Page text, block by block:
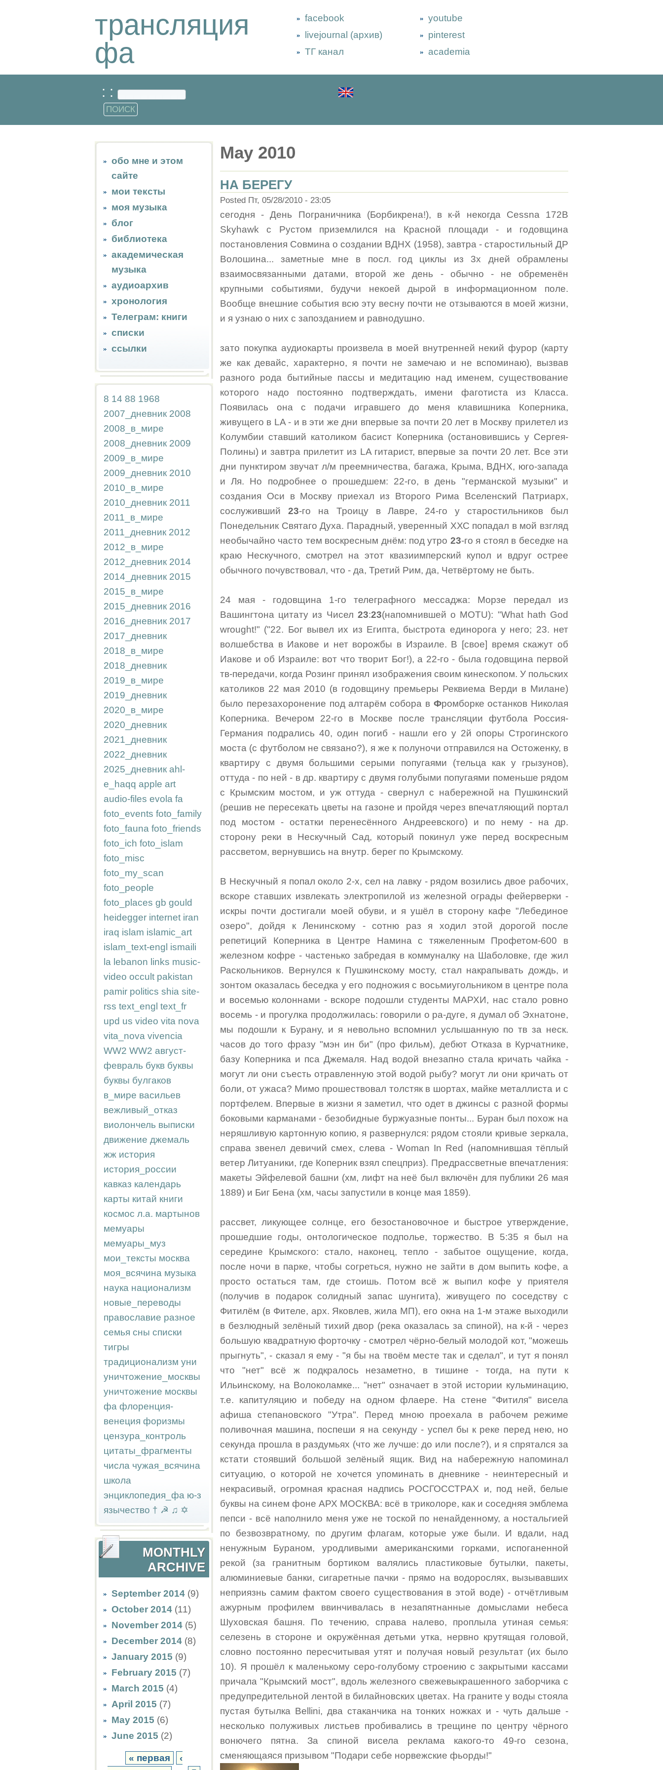
трансляция
фа
facebook
livejournal (архив)
ТГ канал
youtube
pinterest
academia
: :
обо мне и этом
сайте
мои тексты
моя музыка
блог
библиотека
академическая
музыка
аудиоархив
хронология
Телеграм: книги
списки
ссылки
8 14 88 1968
2007_дневник 2008
2008_в_мире
2008_дневник 2009
2009_в_мире
2009_дневник 2010
2010_в_мире
2010_дневник 2011
2011_в_мире
2011_дневник 2012
2012_в_мире
2012_дневник 2014
2014_дневник 2015
2015_в_мире
2015_дневник 2016
2016_дневник 2017
2017_дневник
2018_в_мире
2018_дневник
2019_в_мире
2019_дневник
2020_в_мире
2020_дневник
2021_дневник
2022_дневник
2025_дневник ahl-
e_haqq apple art
audio-files evola fa
foto_events foto_family
foto_fauna foto_friends
foto_ich foto_islam
foto_misc
foto_my_scan
foto_people
foto_places gb gould
heidegger internet iran
iraq islam islamic_art
islam_text-engl ismaili
la lebanon links music-
video occult pakistan
pamir politics shia site-
rss text_engl text_fr
upd us video vita nova
vita_nova vivencia
WW2 WW2 август-
февраль букв буквы
буквы булгаков
в_мире васильев
вежливый_отказ
виолончель выписки
движение джемаль
жж история
история_россии
кавказ календарь
карты китай книги
космос л.а. мартынов
мемуары
мемуары_муз
мои_тексты москва
моя_всячина музыка
наука национализм
новые_переводы
православие разное
семья сны списки
тигры
традиционализм уни
уничтожение_москвы
уничтожение москвы
фа флоренция-
венеция форизмы
цензура_контроль
цитаты_фрагменты
числа чужая_всячина
школа
энциклопедия_фа ю-з
язычество † ☭ ♫ ✡
MONTHLY
ARCHIVE
September 2014 (9)
October 2014 (11)
November 2014 (5)
December 2014 (8)
January 2015 (9)
February 2015 (7)
March 2015 (4)
April 2015 (7)
May 2015 (6)
June 2015 (2)
« первая
‹
May 2010
НА БЕРЕГУ
Posted Пт, 05/28/2010 - 23:05
сегодня - День Пограничника (Борбикрена!), в к-й некогда Cessna 172B
Skyhawk с Рустом приземлился на Красной площади - и годовщина
постановления Совмина о создании ВДНХ (1958), завтра - старостильный ДР
Волошина... заметные мне в посл. год циклы из 3х дней обрамлены
взаимосвязанными датами, второй же день - обычно - не обременён
крупными событиями, будучи некоей дырой в информационном поле.
Вообще внешние события всю эту весну почти не отзываются в моей жизни,
и я узнаю о них с запозданием и равнодушно.
зато покупка аудиокарты произвела в моей внутренней некий фурор (карту
же как девайс, характерно, я почти не замечаю и не вспоминаю), вызвав
разного рода бытийные пассы и медитацию над именем, существование
которого надо постоянно подтверждать, имени фаготиста из Класса.
Появилась она с подачи игравшего до меня клавишника Коперника,
живущего в LA - и в эти же дни впервые за почти 20 лет в Москву прилетел из
Колумбии ставший католиком басист Коперника (остановившись у Сергея-
Полины) и завтра прилетит из LA гитарист, впервые за почти 20 лет. Все эти
дни пунктиром звучат л/м преемничества, багажа, Крыма, ВДНХ, юго-запада
и Ля. Но подробнее о прошедшем: 22-го, в день "германской музыки" и
создания Оси в Москву приехал из Второго Рима Вселенский Патриарх,
сослуживший 23-го на Троицу в Лавре, 24-го у старостильников был
Понедельник Святаго Духа. Парадный, уверенный ХХС попадал в мой взгляд
необычайно часто тем воскресным днём: под утро 23-го я стоял в беседке на
краю Нескучного, смотрел на этот квазиимперский купол и вдруг острее
обычного почувствовал, что - да, Третий Рим, да, Четвёртому не быть.
24 мая - годовщина 1-го телеграфного мессаджа: Морзе передал из
Вашингтона цитату из Чисел 23:23(напомнившей о MOTU): "What hath God
wrought!" ("22. Бог вывел их из Египта, быстрота единорога у него; 23. нет
волшебства в Иакове и нет ворожбы в Израиле. В [свое] время скажут об
Иакове и об Израиле: вот что творит Бог!), а 22-го - была годовщина первой
тв-передачи, когда Розинг принял изображения своим кинескопом. У польских
католиков 22 мая 2010 (в годовщину премьеры Реквиема Верди в Милане)
было перезахоронение под алтарём собора в Фромборке останков Николая
Коперника. Вечером 22-го в Москве после трансляции футбола Россия-
Германия подрались 40, один погиб - нашли его у 2й опоры Строгинского
моста (с футболом не связано?), я же к полуночи отправился на Остоженку, в
квартиру с двумя большими серыми попугаями (тельца как у грызунов),
оттуда - по ней - в др. квартиру с двумя голубыми попугаями поменьше рядом
с Крымским мостом, и уж оттуда - свернул с набережной на Пушкинский
(решив не пересекать цветы на газоне и пройдя через впечатляющий портал
под мостом - остатки перенесённого Андреевского) и по нему - на др.
сторону реки в Нескучный Сад, который покинул уже перед воскресным
рассветом, вернувшись на внутр. берег по Крымскому.
В Нескучный я попал около 2-х, сел на лавку - рядом возились двое рабочих,
вскоре ставших извлекать электропилой из железной ограды фейерверки -
искры почти достигали моей обуви, и я ушёл в сторону кафе "Лебединое
озеро", дойдя к Ленинскому - сотню раз я ходил этой дорогой после
репетиций Коперника в Центре Намина с тяжеленным Профетом-600 в
железном кофре - частенько забредая в коммуналку на Шаболовке, где жил
Раскольников. Вернулся к Пушкинскому мосту, стал накрапывать дождь, и
зонтом оказалась беседка у его подножия с восьмиугольником в центре пола
и восемью колоннами - вскоре подошли студенты МАРХИ, нас стало ровно
восемь - и прогулка продолжилась: говорили о ра-дуге, я думал об Эхнатоне,
мы подошли к Бурану, и я невольно вспомнил услышанную по тв за неск.
часов до того фразу "мэн ин би" (про фильм), дебют Отказа в Курчатнике,
базу Коперника и пса Джемаля. Над водой внезапно стала кричать чайка -
могут ли они съесть отравленную этой водой рыбу? могут ли они кричать от
боли, от ужаса? Мимо прошествовал толстяк в шортах, майке металлиста и с
портфелем. Впервые в жизни я заметил, что одет в джинсы с разной формы
боковыми карманами - безобидные буржуазные понты... Буран был похож на
неряшливую картонную копию, я развернулся: рядом стояли кривые зеркала,
справа звенел девичий смех, слева - Woman In Red (напомнившая тёплый
ветер Литуаники, где Коперник взял спецприз). Предрассветные впечатления:
макеты Эйфелевой башни (хм, лифт на неё был включён для публики 26 мая
1889) и Биг Бена (хм, часы запустили в конце мая 1859).
рассвет, ликующее солнце, его безостановочное и быстрое утверждение,
прошедшие годы, онтологическое подполье, торжество. В 5:35 я был на
середине Крымского: стало, наконец, тепло - забытое ощущение, когда,
после ночи в парке, чтобы согреться, нужно не зайти в дом выпить кофе, а
просто остаться там, где стоишь. Потом всё ж выпил кофе у приятеля
(получив в подарок солидный запас шунгита), живущего по соседству с
Фитилём (в Фителе, арх. Яковлев, жила МП), его окна на 1-м этаже выходили
в безлюдный зелёный тихий двор (река оказалась за спиной), на к-й - через
большую квадратную форточку - смотрел чёрно-белый молодой кот, "можешь
прыгнуть", - сказал я ему - "я бы на твоём месте так и сделал", и тут я понял
что "нет" всё ж подкралось незаметно, в тишине - тогда, на пути к
Ильинскому, на Волоколамке... "нет" означает в этой истории кульминацию,
т.е. капитуляцию и победу на одном флаере. На стене "Фитиля" висела
афиша степановского "Утра". Перед мною проехала в рабочем режиме
поливочная машина, поспеши я на секунду - успел бы к реке перед нею, но
секунда прошла в раздумьях (что же лучше: до или после?), и я спрятался за
кстати стоявший большой зелёный ящик. Вид на набережную напоминал
ситуацию, о которой не хочется упоминать в дневнике - неинтересный и
некрасивый, огромная красная надпись РОСГОССТРАХ и, под ней, белые
буквы на синем фоне АРХ МОСКВА: всё в триколоре, как и соседняя эмблема
пепси - всё наполнило меня уже не тоской по ненайденному, а ностальгией
по безвозвратному, по другим флагам, которые уже были. И вдали, над
ненужным Бураном, уродливыми американскими горками, испоганенной
рекой (за гранитным бортиком валялись пластиковые бутылки, пакеты,
алюминиевые банки, сигаретные пачки - прямо на водорослях, вызывавших
неприязнь самим фактом своего существования в этой воде) - отчётливым
ажурным профилем ввинчивалась в незапятнанные домыслами небеса
Шуховская башня. По течению, справа налево, проплыла утиная семья:
селезень в стороне и окружённая детьми утка, нервно крутящая головой,
словно постоянно пересчитывая утят и получая новый результат (их было
10). Я прошёл к маленькому серо-голубому строению с закрытыми кассами
причала "Крымский мост", вдоль железного свежевыкрашенного заборчика с
предупредительной лентой в билайновских цветах. На граните у воды стояла
пустая бутылка Bellini, два стаканчика на тонких ножках и - чуть дальше -
несколько полуживых листьев пробивались в трещине по центру чёрного
вонючего пятна. За спиной висела реклама какого-то 49-го сезона,
сменяющаяся призывом "Подари себе норвежские фьорды!"